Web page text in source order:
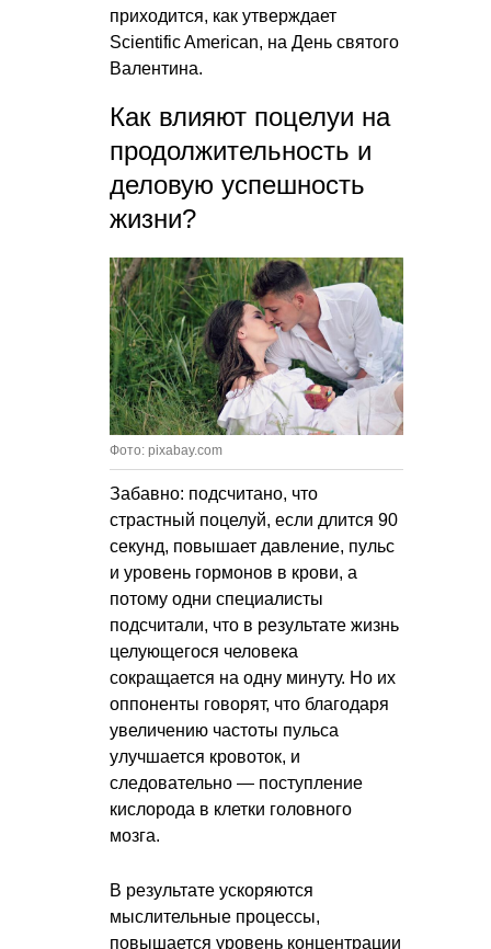
приходится, как утверждает
Scientific American, на День святого
Валентина.
Как влияют поцелуи на
продолжительность и
деловую успешность
жизни?
Фото: pixabay.com
Забавно: подсчитано, что
страстный поцелуй, если длится 90
секунд, повышает давление, пульс
и уровень гормонов в крови, а
потому одни специалисты
подсчитали, что в результате жизнь
целующегося человека
сокращается на одну минуту. Но их
оппоненты говорят, что благодаря
увеличению частоты пульса
улучшается кровоток, и
следовательно — поступление
кислорода в клетки головного
мозга.
В результате ускоряются
мыслительные процессы,
повышается уровень концентрации